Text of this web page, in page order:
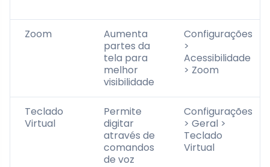
Zoom
Aumenta
partes da
tela para
melhor
visibilidade
Configurações
>
Acessibilidade
> Zoom
Teclado
Virtual
Permite
digitar
através de
comandos
de voz
Configurações
> Geral >
Teclado
Virtual